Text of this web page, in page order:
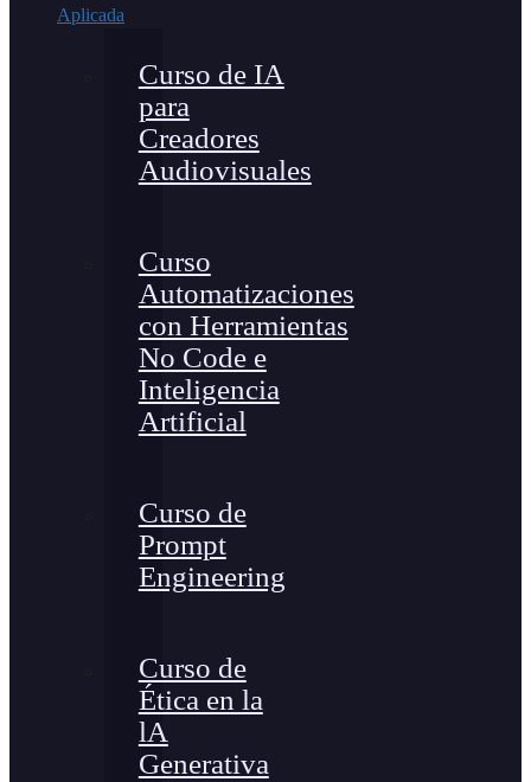
Aplicada
Curso de IA
para
Creadores
Audiovisuales
Curso
Automatizaciones
con Herramientas
No Code e
Inteligencia
Artificial
Curso de
Prompt
Engineering
Curso de
Ética en la
lA
Generativa